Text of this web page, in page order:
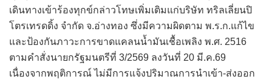
เดินทางเข้าร้องทุกข์กล่าวโทษเพิ่มเติมแก่บริษัท ทริลเลี่ยนปิ
โตรเทรดดิ้ง จำกัด จ.อ่างทอง ซึ่งมีความผิดตาม พ.ร.ก.แก้ไข
และป้องกันภาวะการขาดแคลนน้ำมันเชื้อเพลิง พ.ศ. 2516
ตามคำสั่งนายกรัฐมนตรีที่ 3/2569 ลงวันที่ 20 มี.ค.69
เนื่องจากพฤติการณ์ ไม่มีการแจ้งปริมาณการนำเข้า-ส่งออก